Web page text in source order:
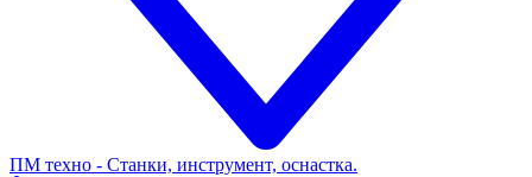
ПМ техно - Станки, инструмент, оснастка.